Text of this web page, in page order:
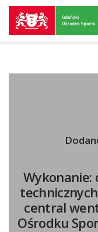
Przejdź
do
strony
Wykonanie:
central
Ośrodku